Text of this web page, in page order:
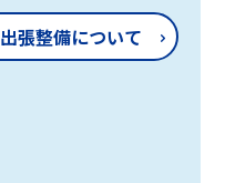
出張整備について